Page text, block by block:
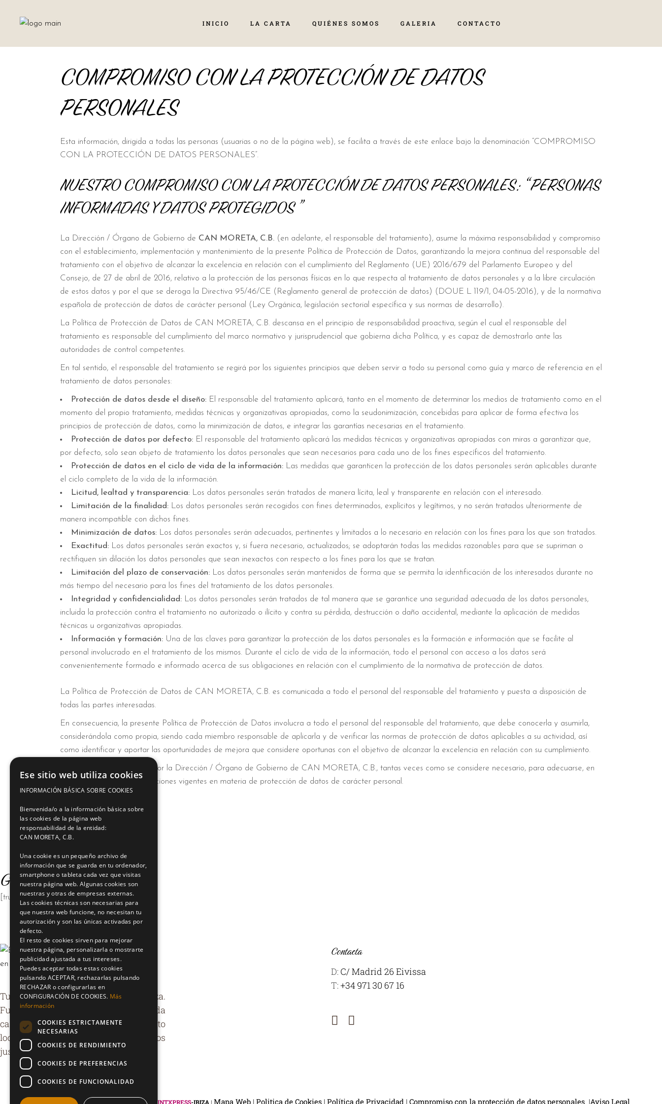
INICIO LA CARTA QUIÉNES SOMOS GALERIA CONTACTO
COMPROMISO CON LA PROTECCIÓN DE DATOS
PERSONALES
Esta información, dirigida a todas las personas (usuarias o no de la página web), se facilita a través de este enlace bajo la denominación “COMPROMISO
CON LA PROTECCIÓN DE DATOS PERSONALES”.
NUESTRO COMPROMISO CON LA PROTECCIÓN DE DATOS PERSONALES: “PERSONAS
INFORMADAS Y DATOS PROTEGIDOS”
La Dirección / Órgano de Gobierno de CAN MORETA, C.B. (en adelante, el responsable del tratamiento), asume la máxima responsabilidad y compromiso
con el establecimiento, implementación y mantenimiento de la presente Política de Protección de Datos, garantizando la mejora continua del responsable del
tratamiento con el objetivo de alcanzar la excelencia en relación con el cumplimiento del Reglamento (UE) 2016/679 del Parlamento Europeo y del
Consejo, de 27 de abril de 2016, relativo a la protección de las personas físicas en lo que respecta al tratamiento de datos personales y a la libre circulación
de estos datos y por el que se deroga la Directiva 95/46/CE (Reglamento general de protección de datos) (DOUE L 119/1, 04-05-2016), y de la normativa
española de protección de datos de carácter personal (Ley Orgánica, legislación sectorial específica y sus normas de desarrollo).
La Política de Protección de Datos de CAN MORETA, C.B. descansa en el principio de responsabilidad proactiva, según el cual el responsable del
tratamiento es responsable del cumplimiento del marco normativo y jurisprudencial que gobierna dicha Política, y es capaz de demostrarlo ante las
autoridades de control competentes.
En tal sentido, el responsable del tratamiento se regirá por los siguientes principios que deben servir a todo su personal como guía y marco de referencia en el
tratamiento de datos personales:
Protección de datos desde el diseño: El responsable del tratamiento aplicará, tanto en el momento de determinar los medios de tratamiento como en el
momento del propio tratamiento, medidas técnicas y organizativas apropiadas, como la seudonimización, concebidas para aplicar de forma efectiva los
principios de protección de datos, como la minimización de datos, e integrar las garantías necesarias en el tratamiento.
Protección de datos por defecto: El responsable del tratamiento aplicará las medidas técnicas y organizativas apropiadas con miras a garantizar que,
por defecto, solo sean objeto de tratamiento los datos personales que sean necesarios para cada uno de los fines específicos del tratamiento.
Protección de datos en el ciclo de vida de la información: Las medidas que garanticen la protección de los datos personales serán aplicables durante
el ciclo completo de la vida de la información.
Licitud, lealtad y transparencia: Los datos personales serán tratados de manera lícita, leal y transparente en relación con el interesado.
Limitación de la finalidad: Los datos personales serán recogidos con fines determinados, explícitos y legítimos, y no serán tratados ulteriormente de
manera incompatible con dichos fines.
Minimización de datos: Los datos personales serán adecuados, pertinentes y limitados a lo necesario en relación con los fines para los que son tratados.
Exactitud: Los datos personales serán exactos y, si fuera necesario, actualizados; se adoptarán todas las medidas razonables para que se supriman o
rectifiquen sin dilación los datos personales que sean inexactos con respecto a los fines para los que se tratan.
Limitación del plazo de conservación: Los datos personales serán mantenidos de forma que se permita la identificación de los interesados durante no
más tiempo del necesario para los fines del tratamiento de los datos personales.
Integridad y confidencialidad: Los datos personales serán tratados de tal manera que se garantice una seguridad adecuada de los datos personales,
incluida la protección contra el tratamiento no autorizado o ilícito y contra su pérdida, destrucción o daño accidental, mediante la aplicación de medidas
técnicas u organizativas apropiadas.
Información y formación: Una de las claves para garantizar la protección de los datos personales es la formación e información que se facilite al
personal involucrado en el tratamiento de los mismos. Durante el ciclo de vida de la información, todo el personal con acceso a los datos será
convenientemente formado e informado acerca de sus obligaciones en relación con el cumplimiento de la normativa de protección de datos.
La Política de Protección de Datos de CAN MORETA, C.B. es comunicada a todo el personal del responsable del tratamiento y puesta a disposición de
todas las partes interesadas.
En consecuencia, la presente Política de Protección de Datos involucra a todo el personal del responsable del tratamiento, que debe conocerla y asumirla,
considerándola como propia, siendo cada miembro responsable de aplicarla y de verificar las normas de protección de datos aplicables a su actividad, así
como identificar y aportar las oportunidades de mejora que considere oportunas con el objetivo de alcanzar la excelencia en relación con su cumplimiento.
Esta Política será revisada por la Dirección / Órgano de Gobierno de CAN MORETA, C.B., tantas veces como se considere necesario, para adecuarse, en
todo momento, a las disposiciones vigentes en materia de protección de datos de carácter personal.
Google Reviews
[trustindex no-registration=google]
Tu bar de siempre en el centro de Ibiza.
Fundado por el abuelo en 1958. Comida
casera para toda la familia. Producto
local, ambiente auténtico y precios
justos.
Contacta
D: C/ Madrid 26 Eivissa
T:+34 971 30 67 16
2025 CAN MORETA. Creado por PRINTXPRESS-IBIZA | Mapa Web | Politica de Cookies | Política de Privacidad | Compromiso con la protección de datos personales |Aviso Legal
Ese sitio web utiliza cookies
INFORMACIÓN BÁSICA SOBRE COOKIES
Bienvenida/o a la información básica sobre
las cookies de la página web
responsabilidad de la entidad:
CAN MORETA, C.B.
Una cookie es un pequeño archivo de
información que se guarda en tu ordenador,
smartphone o tableta cada vez que visitas
nuestra página web. Algunas cookies son
nuestras y otras de empresas externas.
Las cookies técnicas son necesarias para
que nuestra web funcione, no necesitan tu
autorización y son las únicas activadas por
defecto.
El resto de cookies sirven para mejorar
nuestra página, personalizarla o mostrarte
publicidad ajustada a tus intereses.
Puedes aceptar todas estas cookies
pulsando ACEPTAR, rechazarlas pulsando
RECHAZAR o configurarlas en
CONFIGURACIÓN DE COOKIES. Más
información
COOKIES ESTRICTAMENTE
NECESARIAS
COOKIES DE RENDIMIENTO
COOKIES DE PREFERENCIAS
COOKIES DE FUNCIONALIDAD